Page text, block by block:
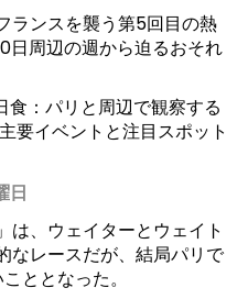
ランスを襲う第5回目の熱
日周辺の週から迫るおそれ
食：パリと周辺で観察する
要イベントと注目スポット
日
は、ウェイターとウェイト
なレースだが、結局パリで
ととなった。